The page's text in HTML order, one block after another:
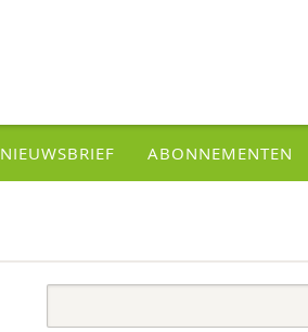
NIEUWSBRIEF ABONNEMENTEN